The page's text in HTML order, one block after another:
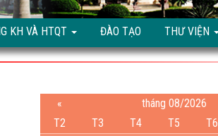
KH VÀ HTQT ĐÀO TẠO THƯ VIỆN
« tháng 08/2026
T2
T3 T4 T5 T6